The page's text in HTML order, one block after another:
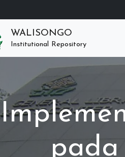
WALISONGO
Institutional Repository